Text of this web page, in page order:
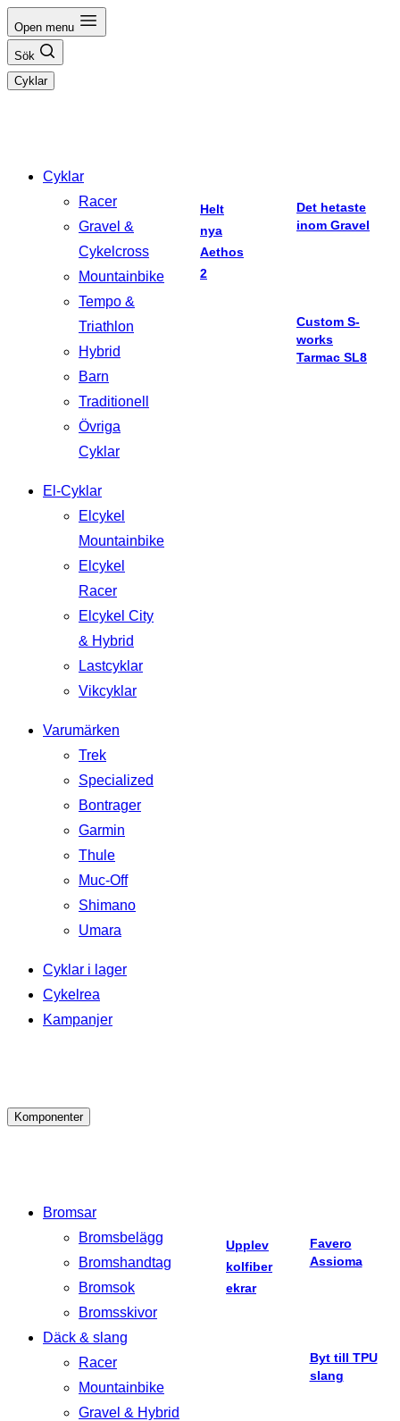
till
innehåll
Open menu
Sök
Cyklar
Cyklar
Racer
Gravel &
Cykelcross
Mountainbike
Tempo &
Triathlon
Hybrid
Barn
Traditionell
Övriga
Cyklar
El-Cyklar
Elcykel
Mountainbike
Elcykel
Racer
Elcykel City
& Hybrid
Lastcyklar
Vikcyklar
Varumärken
Trek
Specialized
Bontrager
Garmin
Thule
Muc-Off
Shimano
Umara
Cyklar i lager
Cykelrea
Kampanjer
Helt
nya
Aethos
2
Det hetaste
inom Gravel
Custom S-
works
Tarmac SL8
Komponenter
Bromsar
Bromsbelägg
Bromshandtag
Bromsok
Bromsskivor
Däck & slang
Racer
Mountainbike
Gravel & Hybrid
Upplev
kolfiber
ekrar
Favero
Assioma
Byt till TPU
slang